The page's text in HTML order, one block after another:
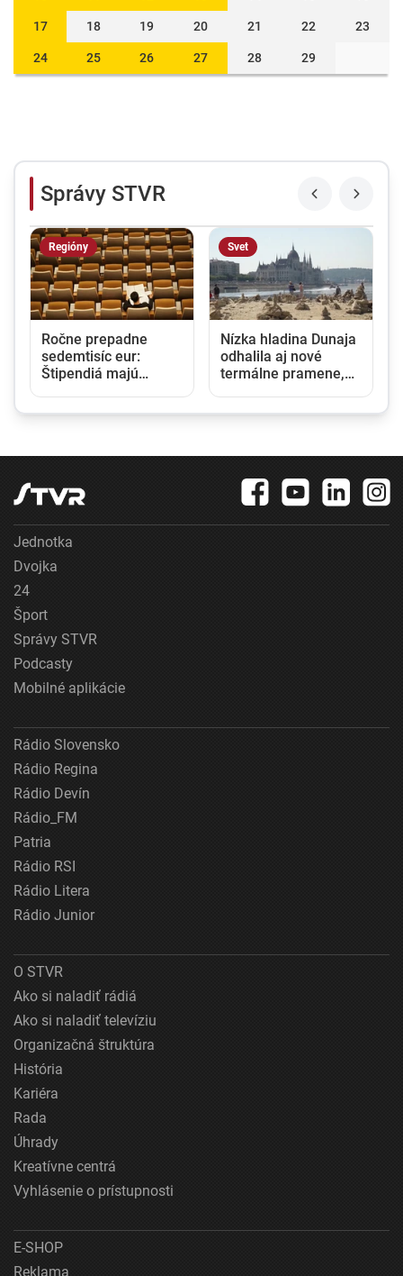
17 18 19 20 21 22 23
24 25 26 27 28 29
Správy STVR
Regióny
Ročne prepadne
sedemtisíc eur:
Štipendiá majú
Svet
Nízka hladina Dunaja
odhalila aj nové
termálne pramene,
Jednotka
Dvojka
24
Šport
Správy STVR
Podcasty
Mobilné aplikácie
Rádio Slovensko
Rádio Regina
Rádio Devín
Rádio_FM
Patria
Rádio RSI
Rádio Litera
Rádio Junior
O STVR
Ako si naladiť rádiá
Ako si naladiť televíziu
Organizačná štruktúra
História
Kariéra
Rada
Úhrady
Kreatívne centrá
Vyhlásenie o prístupnosti
E-SHOP
Reklama